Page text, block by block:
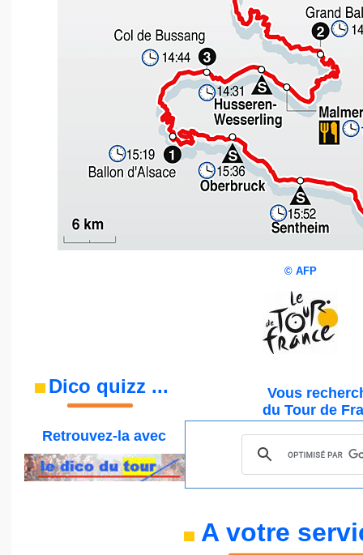
© AFP
Dico quizz ...
Vous
du Tour de
Retrouvez-la avec
A votre